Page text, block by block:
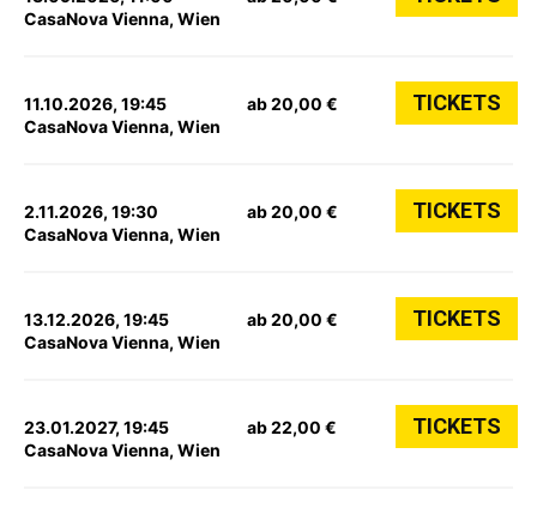
CasaNova Vienna, Wien
11.10.2026, 19:45
CasaNova Vienna, Wien
ab 20,00 € TICKETS
2.11.2026, 19:30
CasaNova Vienna, Wien
ab 20,00 € TICKETS
13.12.2026, 19:45
CasaNova Vienna, Wien
ab 20,00 € TICKETS
23.01.2027, 19:45
CasaNova Vienna, Wien
ab 22,00 € TICKETS